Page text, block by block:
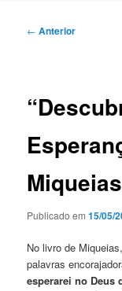
Navegação
← Anterior
Publicado em15/05/
No livro de
palavras
esperarei no Deus